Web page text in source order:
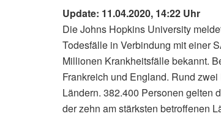
Update: 11.04.2020, 14:22 Uhr
Die Johns Hopkins University
Todesfälle in Verbindung mit einer
Millionen Krankheitsfälle bekannt.
Frankreich und England. Rund
Ländern. 382.400 Personen gelten
der zehn am stärksten betroffenen